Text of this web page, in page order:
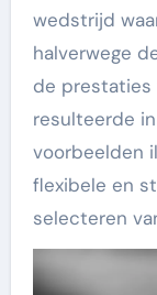
wedstrijd
halverwege
de prestaties
resulteerde
voorbeelden
flexibele en
selecteren